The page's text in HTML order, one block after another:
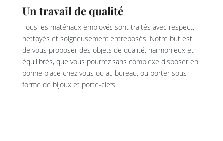
Un travail de qualité
Tous les matériaux employés sont traités avec respect,
nettoyés et soigneusement entreposés. Notre but est
de vous proposer des objets de qualité, harmonieux et
équilibrés, que vous pourrez sans complexe disposer en
bonne place chez vous ou au bureau, ou porter sous
forme de bijoux et porte-clefs.